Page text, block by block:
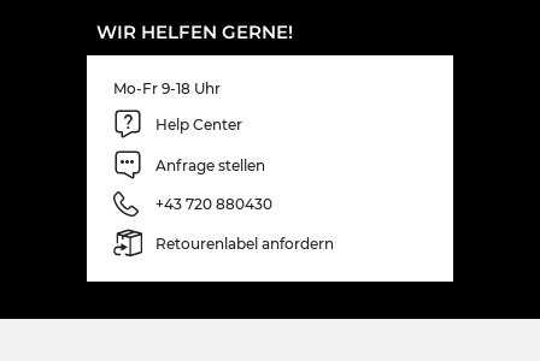
WIR HELFEN GERNE!
Mo-Fr 9-18 Uhr
Help Center
Anfrage stellen
+43 720 880430
Retourenlabel anfordern